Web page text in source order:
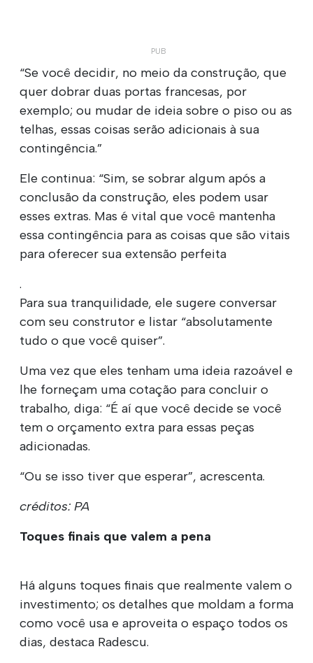
“Se você decidir, no meio da construção, que
quer dobrar duas portas francesas, por
exemplo; ou mudar de ideia sobre o piso ou as
telhas, essas coisas serão adicionais à sua
contingência.”
Ele continua: “Sim, se sobrar algum após a
conclusão da construção, eles podem usar
esses extras. Mas é vital que você mantenha
essa contingência para as coisas que são vitais
para oferecer sua extensão perfeita
.
Para sua tranquilidade, ele sugere conversar
com seu construtor e listar “absolutamente
tudo o que você quiser”.
Uma vez que eles tenham uma ideia razoável e
lhe forneçam uma cotação para concluir o
trabalho, diga: “É aí que você decide se você
tem o orçamento extra para essas peças
adicionadas.
“Ou se isso tiver que esperar”, acrescenta.
créditos: PA
Toques finais que valem a pena
Há alguns toques finais que realmente valem o
investimento; os detalhes que moldam a forma
como você usa e aproveita o espaço todos os
dias, destaca Radescu.